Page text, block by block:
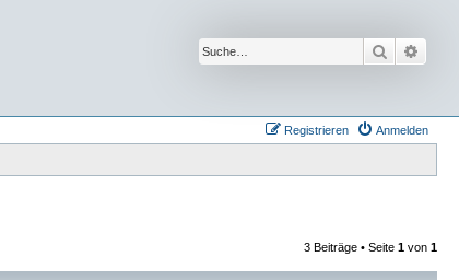
Suche
Anmelden
Registrieren
3 Beiträge • Seite 1 von 1